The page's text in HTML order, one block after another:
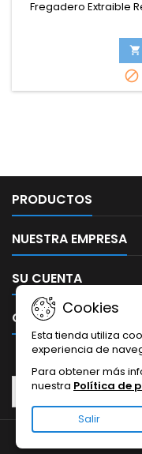
Fregadero Extraible
Agujero Grifo Acero
Monomando


PRODUCTOS
NUESTRA EMPRESA
SU CUENTA
CONTACTO
Cookies
Esta tienda utiliza
experiencia de
Para obtener más
nuestra Política de
Salir
© Copyright 2026